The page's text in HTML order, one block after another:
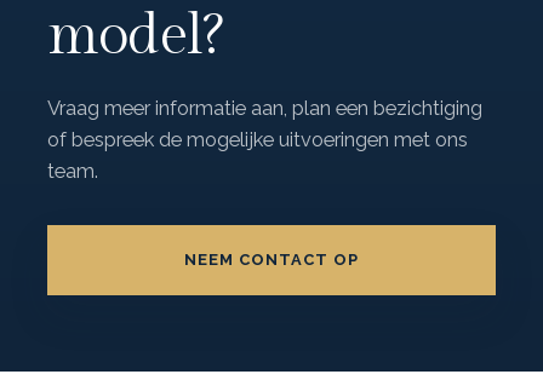
model?
Vraag meer informatie aan, plan een bezichtiging
of bespreek de mogelijke uitvoeringen met ons
team.
NEEM CONTACT OP